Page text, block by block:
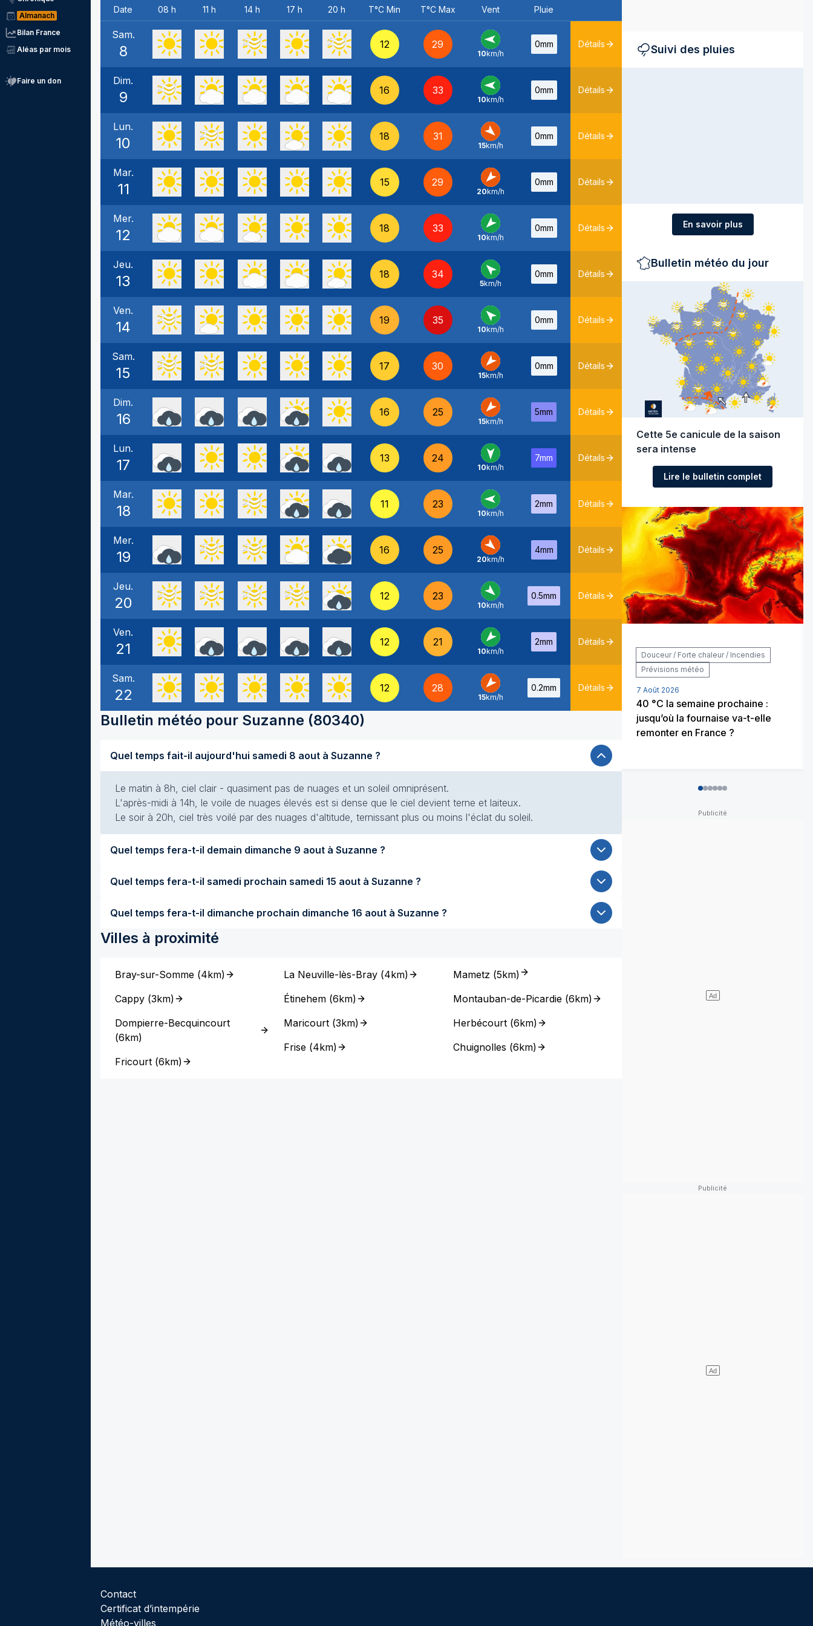
Almanach
Bilan France
Aléas par mois
Faire un don
Date 08 h 11 h 14 h 17 h 20 h T°C Min T°C Max Vent Pluie
Sam.
8 12 29
E -
10km/h
0mm Détails
Dim.
9 16 33
E -
10km/h
0mm Détails
Lun.
10 18 31
NO
15km/h
0mm Détails
Mar.
11 15 29
NE -
20km/h
0mm Détails
Mer.
12 18 33
NE -
10km/h
0mm Détails
Jeu.
13 18 34
SE -
5km/h
0mm Détails
Ven.
14 19 35
SE -
10km/h
0mm Détails
Sam.
15 17 30
NE -
15km/h
0mm Détails
Dim.
16 16 25
NE -
15km/h
5mm Détails
Lun.
17 13 24
N -
10km/h
7mm Détails
Mar.
18 11 23
E -
10km/h
2mm Détails
Mer.
19 16 25
NO -
20km/h
4mm Détails
Jeu.
20 12 23
NO -
10km/h
0.5mm Détails
Ven.
21 12 21
NE -
10km/h
2mm Détails
Sam.
22 12 28
NE -
15km/h
0.2mm Détails
Bulletin météo pour Suzanne (80340)
Quel temps fait-il aujourd'hui samedi 8 aout à Suzanne ?
Le matin à 8h, ciel clair - quasiment pas de nuages et un soleil omniprésent.
L'après-midi à 14h, le voile de nuages élevés est si dense que le ciel devient terne et laiteux.
Le soir à 20h, ciel très voilé par des nuages d'altitude, ternissant plus ou moins l'éclat du soleil.
Quel temps fera-t-il demain dimanche 9 aout à Suzanne ?
Quel temps fera-t-il samedi prochain samedi 15 aout à Suzanne ?
Quel temps fera-t-il dimanche prochain dimanche 16 aout à Suzanne ?
Villes à proximité
Bray-sur-Somme (4km)
Cappy (3km)
Dompierre-Becquincourt
(6km)
Fricourt (6km)
La Neuville-lès-Bray (4km)
Étinehem (6km)
Maricourt (3km)
Frise (4km)
Mametz (5km)
Montauban-de-Picardie(6km)
Herbécourt(6km)
Chuignolles (6km)
Suivi des pluies
En savoir plus
Bulletin météo du jour
Cette 5e canicule de la saison
sera intense
Lire le bulletin complet
Douceur / Forte chaleur / Incendies
Prévisions météo
7 Août 2026
40 °C la semaine prochaine :
jusqu’où la fournaise va-t-elle
remonter en France ?
Contact
Certificat d’intempérie
Météo-villes